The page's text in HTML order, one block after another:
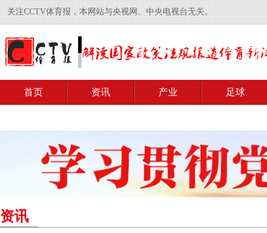
关注CCTV体育报，本网站与央视网、中央电视台无关。
首页 资讯 产业 足球
资讯